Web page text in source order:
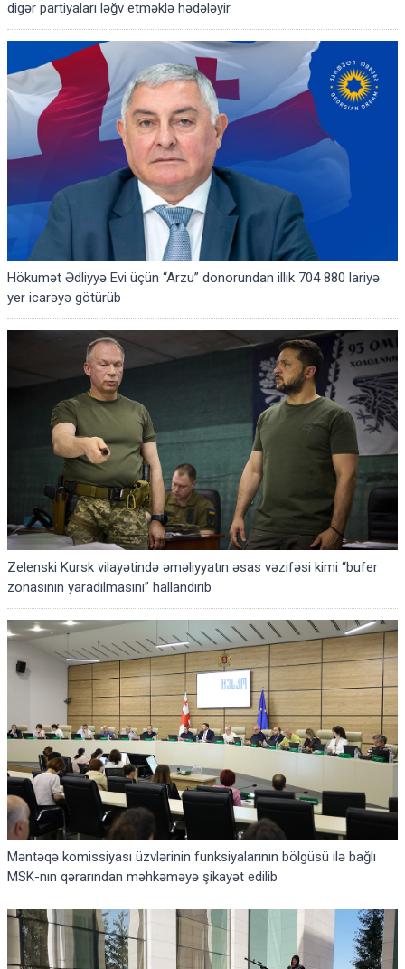
digər partiyaları ləğv etməklə hədələyir
Hökumət Ədliyyə Evi üçün “Arzu” donorundan illik 704 880 lariyə
yer icarəyə götürüb
Zelenski Kursk vilayətində əməliyyatın əsas vəzifəsi kimi “bufer
zonasının yaradılmasını” hallandırıb
Məntəqə komissiyası üzvlərinin funksiyalarının bölgüsü ilə bağlı
MSK-nın qərarından məhkəməyə şikayət edilib